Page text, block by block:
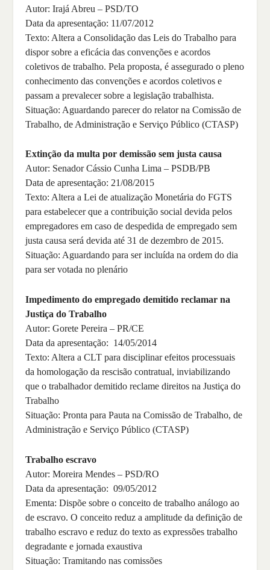
Autor: Irajá Abreu – PSD/TO
Data da apresentação: 11/07/2012
Texto: Altera a Consolidação das Leis do Trabalho para
dispor sobre a eficácia das convenções e acordos
coletivos de trabalho. Pela proposta, é assegurado o pleno
conhecimento das convenções e acordos coletivos e
passam a prevalecer sobre a legislação trabalhista.
Situação: Aguardando parecer do relator na Comissão de
Trabalho, de Administração e Serviço Público (CTASP)
Extinção da multa por demissão sem justa causa
Autor: Senador Cássio Cunha Lima – PSDB/PB
Data de apresentação: 21/08/2015
Texto: Altera a Lei de atualização Monetária do FGTS
para estabelecer que a contribuição social devida pelos
empregadores em caso de despedida de empregado sem
justa causa será devida até 31 de dezembro de 2015.
Situação: Aguardando para ser incluída na ordem do dia
para ser votada no plenário
Impedimento do empregado demitido reclamar na
Justiça do Trabalho
Autor: Gorete Pereira – PR/CE
Data da apresentação: 14/05/2014
Texto: Altera a CLT para disciplinar efeitos processuais
da homologação da rescisão contratual, inviabilizando
que o trabalhador demitido reclame direitos na Justiça do
Trabalho
Situação: Pronta para Pauta na Comissão de Trabalho, de
Administração e Serviço Público (CTASP)
Trabalho escravo
Autor: Moreira Mendes – PSD/RO
Data da apresentação: 09/05/2012
Ementa: Dispõe sobre o conceito de trabalho análogo ao
de escravo. O conceito reduz a amplitude da definição de
trabalho escravo e reduz do texto as expressões trabalho
degradante e jornada exaustiva
Situação: Tramitando nas comissões